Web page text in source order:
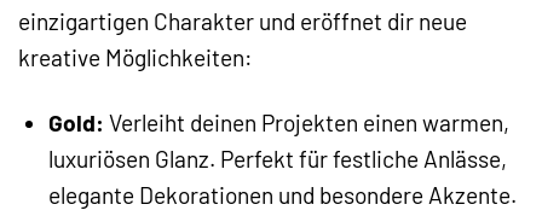
einzigartigen Charakter und eröffnet dir neue
kreative Möglichkeiten:
Gold: Verleiht deinen Projekten einen warmen,
luxuriösen Glanz. Perfekt für festliche Anlässe,
elegante Dekorationen und besondere Akzente.